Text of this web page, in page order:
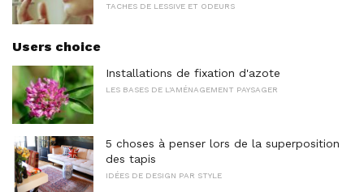
TACHES DE LESSIVE ET ODEURS
Users choice
Installations de fixation d'azote
LES BASES DE L'AMÉNAGEMENT PAYSAGER
5 choses à penser lors de la superposition
des tapis
IDÉES DE DESIGN PAR STYLE